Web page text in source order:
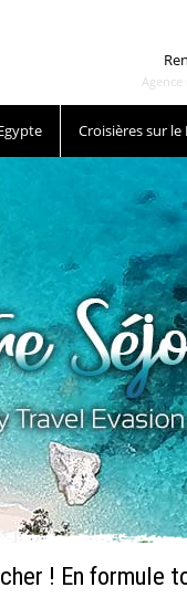
Croisières sur le
! En formule